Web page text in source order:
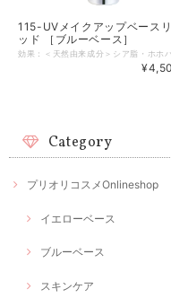
115-UVメイクアップベース
ッド ［ブルーベース］
Category
プリオリコスメOnlineshop
イエローベース
ブルーベース
スキンケア